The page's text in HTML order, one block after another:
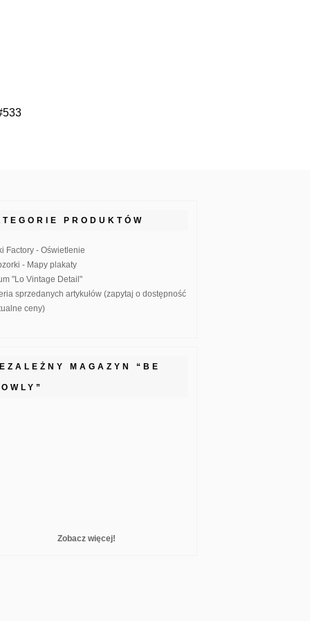
PRODUKTÓW
Factory - Oświetlenie
- Mapy plakaty
"Lo Vintage Detail"
sprzedanych artykułów (zapytaj o dostępność
ceny)
MAGAZYN “BE
Zobacz więcej!